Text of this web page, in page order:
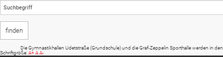
Die Gymnastikhallen Udetstraße (Grundschule) und die Graf-Zeppelin Sporthalle werden in den
Schriftgröße:A+AA-